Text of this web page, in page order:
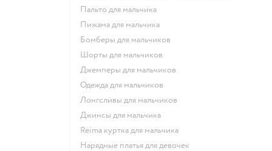
Пальто для мальчика
Пижама для мальчика
Бомберы для мальчиков
Шорты для мальчиков
Джемперы для мальчиков
Одежда для мальчиков
Лонгсливы для мальчиков
Джинсы для мальчика
Reima куртка для мальчика
Нарядные платья для девочек